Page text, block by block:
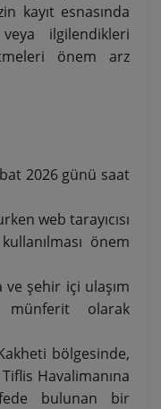
kayıt esnasında
ilgilendikleri
önem arz
2026 günü saat
web tarayıcısı
önem
şehir içi ulaşım
münferit olarak
bölgesinde,
Havalimanına
bulunan bir